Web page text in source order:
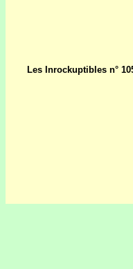
Les Inrockuptibles n°